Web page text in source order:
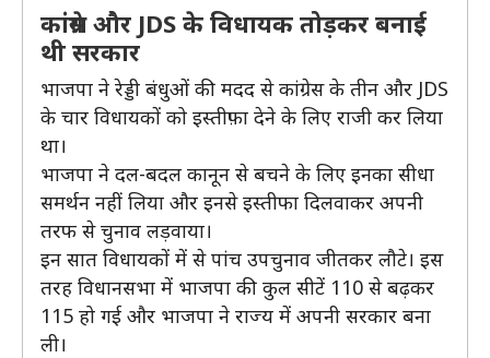
कांग्रेस और JDS के विधायक तोड़कर बनाई
थी सरकार
भाजपा ने रेड्डी बंधुओं की मदद से कांग्रेस के तीन और JDS
के चार विधायकों को इस्तीफ़ा देने के लिए राजी कर लिया
था।
भाजपा ने दल-बदल कानून से बचने के लिए इनका सीधा
समर्थन नहीं लिया और इनसे इस्तीफा दिलवाकर अपनी
तरफ से चुनाव लड़वाया।
इन सात विधायकों में से पांच उपचुनाव जीतकर लौटे। इस
तरह विधानसभा में भाजपा की कुल सीटें 110 से बढ़कर
115 हो गई और भाजपा ने राज्य में अपनी सरकार बना
ली।